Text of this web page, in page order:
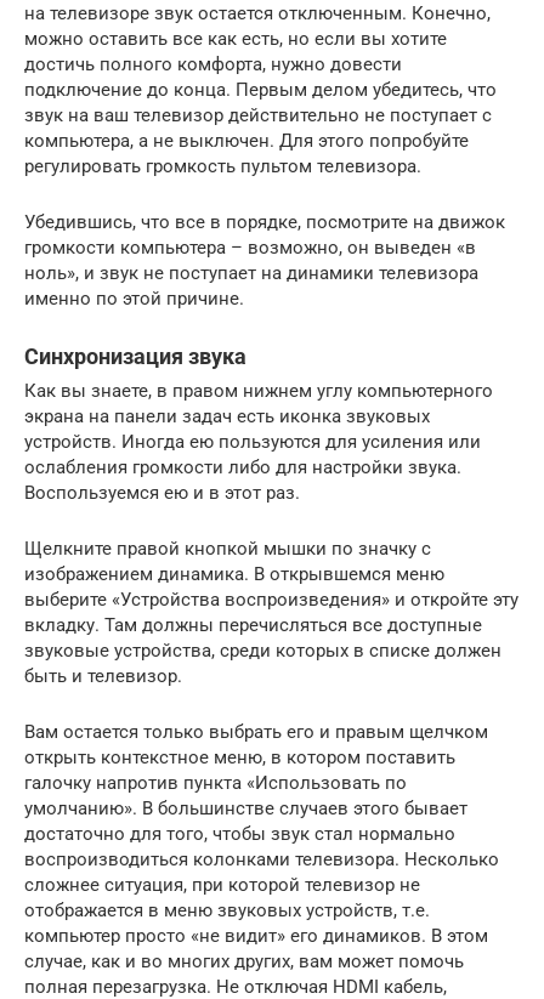
на телевизоре звук остается отключенным. Конечно,
можно оставить все как есть, но если вы хотите
достичь полного комфорта, нужно довести
подключение до конца. Первым делом убедитесь, что
звук на ваш телевизор действительно не поступает с
компьютера, а не выключен. Для этого попробуйте
регулировать громкость пультом телевизора.
Убедившись, что все в порядке, посмотрите на движок
громкости компьютера – возможно, он выведен «в
ноль», и звук не поступает на динамики телевизора
именно по этой причине.
Синхронизация звука
Как вы знаете, в правом нижнем углу компьютерного
экрана на панели задач есть иконка звуковых
устройств. Иногда ею пользуются для усиления или
ослабления громкости либо для настройки звука.
Воспользуемся ею и в этот раз.
Щелкните правой кнопкой мышки по значку с
изображением динамика. В открывшемся меню
выберите «Устройства воспроизведения» и откройте эту
вкладку. Там должны перечисляться все доступные
звуковые устройства, среди которых в списке должен
быть и телевизор.
Вам остается только выбрать его и правым щелчком
открыть контекстное меню, в котором поставить
галочку напротив пункта «Использовать по
умолчанию». В большинстве случаев этого бывает
достаточно для того, чтобы звук стал нормально
воспроизводиться колонками телевизора. Несколько
сложнее ситуация, при которой телевизор не
отображается в меню звуковых устройств, т.е.
компьютер просто «не видит» его динамиков. В этом
случае, как и во многих других, вам может помочь
полная перезагрузка. Не отключая HDMI кабель,